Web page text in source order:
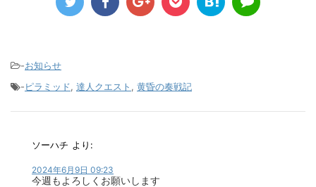
-お知らせ
-ピラミッド, 達人クエスト , 黄昏の奏戦記
ソーハチ より:
2024年6月9日 09:23
今週もよろしくお願いします